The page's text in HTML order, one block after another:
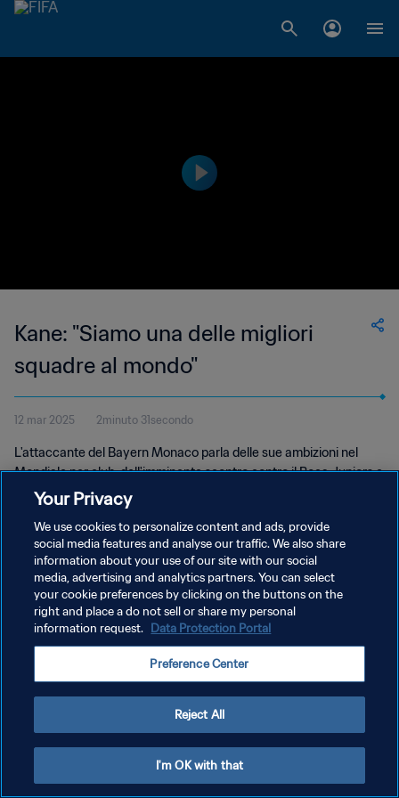
Kane: "Siamo una delle migliori
squadre al mondo"
12 mar 2025 2minuto 31secondo
L'attaccante del Bayern Monaco parla delle sue ambizioni nel
Mondiale per club, dell'imminente scontro contro il Boca Juniors e
ringrazia i tifosi per l'accoglienza in Baviera.
PRIVACY POLICY
TERMINI DI SERVIZIO
GESTISCI LE TUE PREFERENZE PER I COOKIES
Your Privacy
We use cookies to personalize content and ads, provide
social media features and analyse our traffic. We also share
information about your use of our site with our social
media, advertising and analytics partners. You can select
your cookie preferences by clicking on the buttons on the
right and place a do not sell or share my personal
information request. Data Protection Portal
Preference Center
Reject All
I'm OK with that